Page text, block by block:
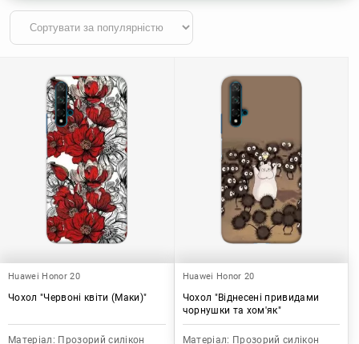
Huawei Honor 20
Чохол "Червоні квіти (Маки)"
Матеріал: Прозорий силікон
Huawei Honor 20
Чохол "Віднесені привидами
чорнушки та хом'як"
Матеріал: Прозорий силікон